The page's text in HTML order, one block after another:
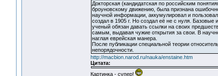
Докторская (кандидатская по российским
броуновскому движению, была признана
научной информации, аккумулировал и
создал в 1905 г. Но создал её не с нуля.
ученый обязан давать ссылки на своих
самым, выдавая чужие открытия за свои. В
наглая еврейская манера.
После публикации специальной теории
непорядочности.
http://macbion.narod.ru/nauka/enstaine.htm
Цитата:
Картинка - супер!